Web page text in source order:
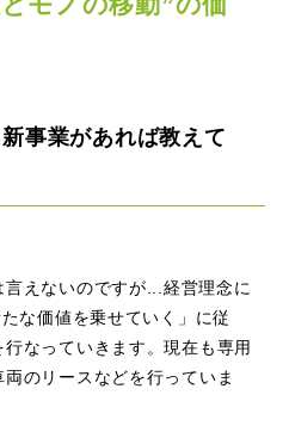
事業があれば教えて
えないのですが...経営理念に
な価値を乗せていく」に従
なっていきます。現在も専用
のリースなどを行っていま